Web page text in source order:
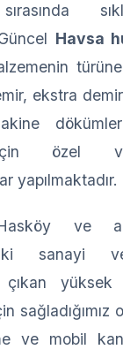
Havsa
ekstra
özel
yapılmaktadır.
ve
sanayi
çıkan yüksek
ve mobil